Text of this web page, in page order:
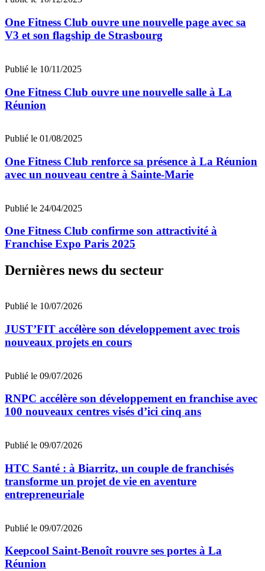
One Fitness Club ouvre une nouvelle page avec sa
V3 et son flagship de Strasbourg
Publié le 10/11/2025
One Fitness Club ouvre une nouvelle salle à La
Réunion
Publié le 01/08/2025
One Fitness Club renforce sa présence à La Réunion
avec un nouveau centre à Sainte-Marie
Publié le 24/04/2025
One Fitness Club confirme son attractivité à
Franchise Expo Paris 2025
Dernières news du secteur
Publié le 10/07/2026
JUST’FIT accélère son développement avec trois
nouveaux projets en cours
Publié le 09/07/2026
RNPC accélère son développement en franchise avec
100 nouveaux centres visés d’ici cinq ans
Publié le 09/07/2026
HTC Santé : à Biarritz, un couple de franchisés
transforme un projet de vie en aventure
entrepreneuriale
Publié le 09/07/2026
Keepcool Saint-Benoît rouvre ses portes à La
Réunion